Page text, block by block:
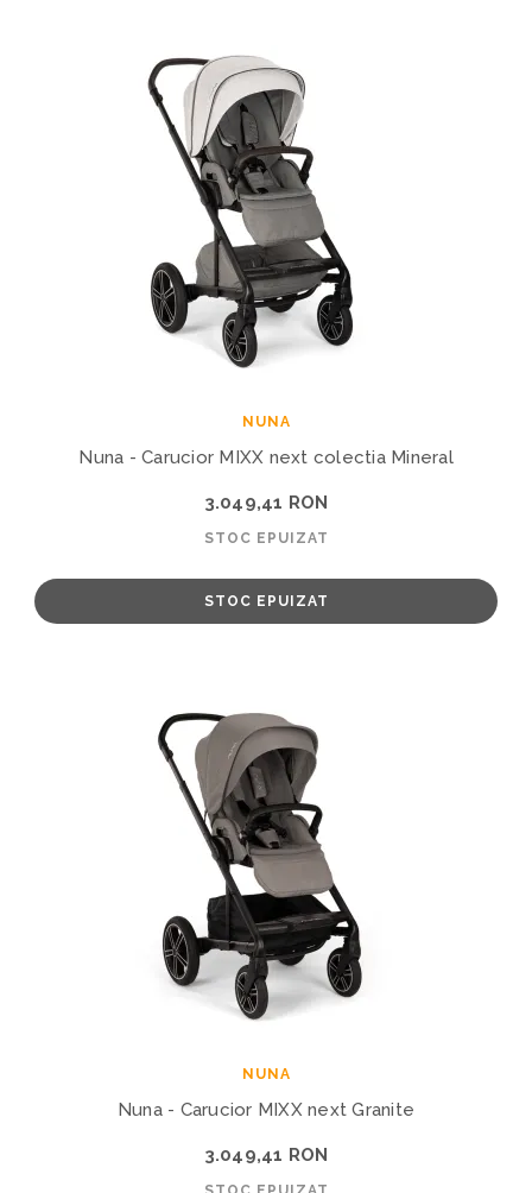
NUNA
Nuna - Carucior MIXX next colectia Mineral
3.049,41 RON
STOC EPUIZAT
STOC EPUIZAT
NUNA
Nuna - Carucior MIXX next Granite
3.049,41 RON